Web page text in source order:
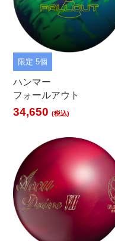
限定 5個
ハンマー
フォールアウト
34,650(税込)